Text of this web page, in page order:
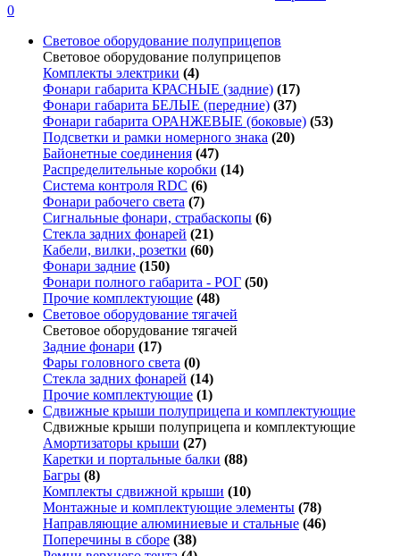
0
Световое оборудование полуприцепов
Световое оборудование полуприцепов
Комплекты электрики (4)
Фонари габарита КРАСНЫЕ (задние) (17)
Фонари габарита БЕЛЫЕ (передние) (37)
Фонари габарита ОРАНЖЕВЫЕ (боковые) (53)
Подсветки и рамки номерного знака (20)
Байонетные соединения (47)
Распределительные коробки (14)
Система контроля RDC (6)
Фонари рабочего света (7)
Сигнальные фонари, страбаскопы (6)
Стекла задних фонарей (21)
Кабели, вилки, розетки (60)
Фонари задние (150)
Фонари полного габарита - РОГ (50)
Прочие комплектующие (48)
Световое оборудование тягачей
Световое оборудование тягачей
Задние фонари (17)
Фары головного света (0)
Стекла задних фонарей (14)
Прочие комплектующие (1)
Сдвижные крыши полуприцепа и комплектующие
Сдвижные крыши полуприцепа и комплектующие
Амортизаторы крыши (27)
Каретки и портальные балки (88)
Багры (8)
Комплекты сдвижной крыши (10)
Монтажные и комплектующие элементы (78)
Направляющие алюминиевые и стальные (46)
Поперечины в сборе (38)